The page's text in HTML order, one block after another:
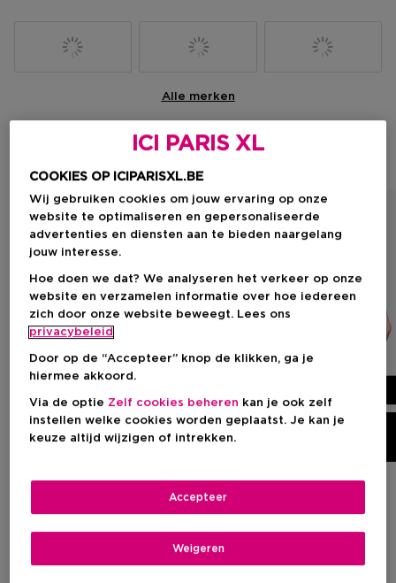
Alle merken
DIOR BACKSTAGE
BE CREATIVE MAKE UP NAIL POLISH
40 kleuren, jouw perfect
match
ICI PARIS XL
COOKIES OP ICIPARISXL.BE
Wij gebruiken cookies om jouw ervaring op onze
website te optimaliseren en gepersonaliseerde
advertenties en diensten aan te bieden naargelang
jouw interesse.
Hoe doen we dat? We analyseren het verkeer op onze
website en verzamelen informatie over hoe iedereen
zich door onze website beweegt. Lees ons
privacybeleid
Door op de “Accepteer” knop de klikken, ga je
hiermee akkoord.
Via de optie Zelf cookies beheren kan je ook zelf
instellen welke cookies worden geplaatst. Je kan je
keuze altijd wijzigen of intrekken.
Weigeren
Accepteer